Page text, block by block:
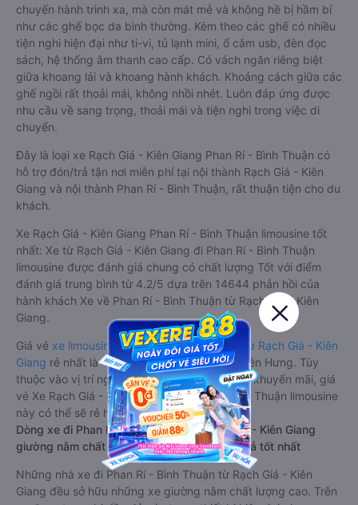
chuyến hành trình xa, mà còn mát mẻ và không hề bị hầm bí
như các ghế bọc da bình thường. Kèm theo các ghế có nhiều
tiện nghi hiện đại như ti-vi, tủ lạnh mini, ổ cắm usb, đèn đọc
sách, hệ thống âm thanh cao cấp. Có vách ngăn riêng biệt
giữa khoang lái và khoang hành khách. Khoảng cách giữa các
ghế ngồi rất thoải mái, không nhồi nhét. Luôn đáp ứng được
nhu cầu về sang trọng, thoải mái và tiện nghi trong việc di
chuyển.
Đây là loại xe Rạch Giá - Kiên Giang Phan Rí - Bình Thuận có
hỗ trợ đón/trả tận nơi miễn phí tại nội thành Rạch Giá - Kiên
Giang và nội thành Phan Rí - Bình Thuận, rất thuận tiện cho du
khách.
Xe Rạch Giá - Kiên Giang Phan Rí - Bình Thuận limousine tốt
nhất: Xe từ Rạch Giá - Kiên Giang đi Phan Rí - Bình Thuận
limousine được đánh giá chung có chất lượng Tốt với điểm
đánh giá trung bình từ 4.2/5 dựa trên 14644 phản hồi của
hành khách Xe về Phan Rí - Bình Thuận từ Rạch Giá - Kiên
Giang.
Giá vé xe limousine đi Phan Rí - Bình Thuận từ Rạch Giá - Kiên
Giang rẻ nhất là 480000VND của hãng xe Liên Hưng. Tùy
thuộc vào vị trí ngồi của bạn và chương trình khuyến mãi, giá
vé Xe Rạch Giá - Kiên Giang đi Phan Rí - Bình Thuận limousine
này có thể sẽ rẻ hơn
Dòng xe đi Phan Rí - Bình Thuận từ Rạch Giá - Kiên Giang
giường nằm chất lượng cao: Thoải mái, giá cả tốt nhất
Những nhà xe đi Phan Rí - Bình Thuận từ Rạch Giá - Kiên
Giang đều sở hữu những xe giường nằm chất lượng cao. Trên